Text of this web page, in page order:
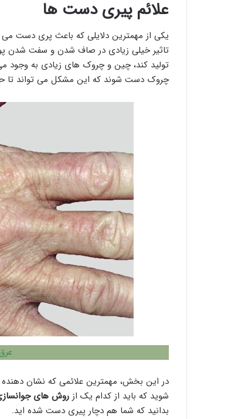
علائم پیری دست ها
یکی از مهمترین دلایلی که باعث پری دست
تاثیر خیلی زیادی در صاف شدن و سفت شدن
تولید کند، چین و چروک های زیادی به وجود
چروک دست شوند که این مشکل می تواند تا حد
در این بخش، مهمترین علائمی که نشان
شوید که باید از کدام یک از روش های
بدانید که شما هم دچار پیری دست شده اید.